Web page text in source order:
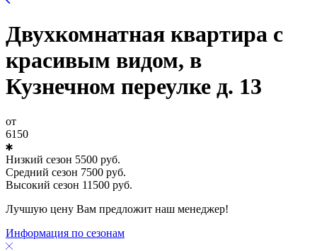
Двухкомнатная квартира с
красивым видом, в
Кузнечном переулке д. 13
от
6150
Низкий сезон 5500 руб.
Средний сезон 7500 руб.
Высокий сезон 11500 руб.
Лучшую цену Вам предложит наш менеджер!
Информация по сезонам